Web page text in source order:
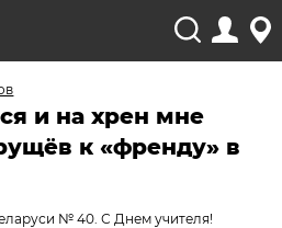
и на хрен мне
к «френду» в
№ 40. С Днем учителя!